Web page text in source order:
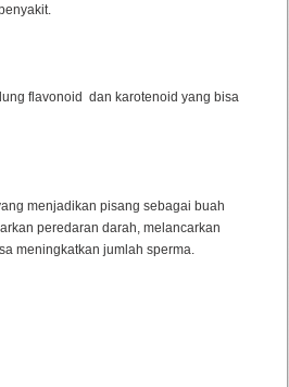
flavonoid dan karotenoid yang bisa
menjadikan pisang sebagai buah
peredaran darah, melancarkan
meningkatkan jumlah sperma.